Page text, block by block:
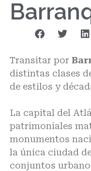
Transitar por
distintas clases
de estilos y
La capital del
patrimoniales
monumentos
la única ciudad
conjuntos